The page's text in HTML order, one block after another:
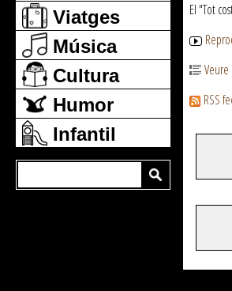
Viatges
Música
Cultura
Humor
Infantil
El "Tot
Veure
RSS